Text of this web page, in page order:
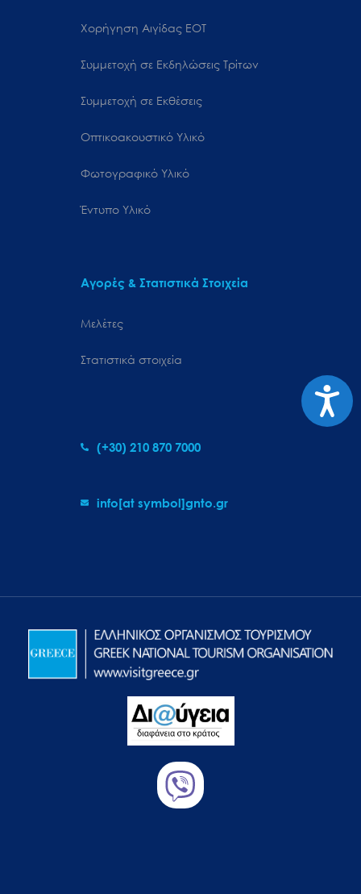
Χορήγηση Αιγίδας ΕΟΤ
Συμμετοχή σε Εκδηλώσεις Τρίτων
Συμμετοχή σε Εκθέσεις
Οπτικοακουστικό Υλικό
Φωτογραφικό Υλικό
Έντυπο Υλικό
Αγορές & Στατιστικά Στοιχεία
Μελέτες
Στατιστικά στοιχεία
(+30) 210 870 7000
info[at symbol]gnto.gr